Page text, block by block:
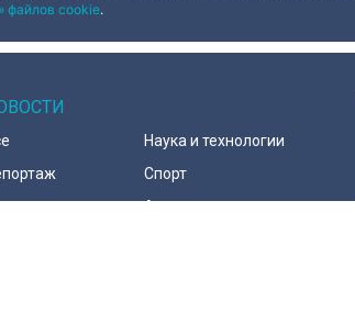
файлов cookie.
Наука и технологии
Спорт
Армия